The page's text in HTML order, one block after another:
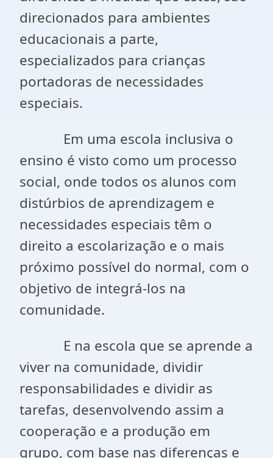
direcionados para ambientes
educacionais a parte,
especializados para crianças
portadoras de necessidades
especiais.
Em uma escola inclusiva o
ensino é visto como um processo
social, onde todos os alunos com
distúrbios de aprendizagem e
necessidades especiais têm o
direito a escolarização e o mais
próximo possível do normal, com o
objetivo de integrá-los na
comunidade.
E na escola que se aprende a
viver na comunidade, dividir
responsabilidades e dividir as
tarefas, desenvolvendo assim a
cooperação e a produção em
grupo, com base nas diferenças e